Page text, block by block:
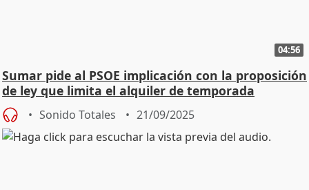
04:56
Sumar pide al PSOE implicación con la proposición
de ley que limita el alquiler de temporada
Sonido Totales 21/09/2025